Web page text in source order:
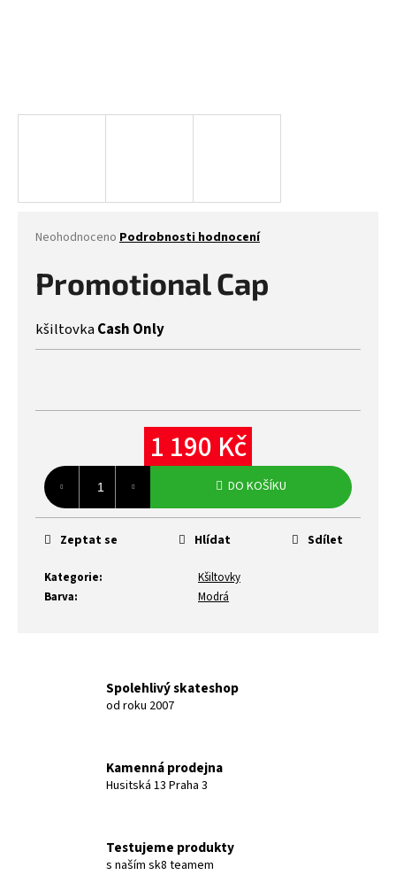
Průměrné
produktu
je
z
5
hvězdiček.
Neohodnoceno Podrobnosti hodnocení
Promotional Cap
kšiltovkaCash Only
1 190 Kč
Měrná
cena:
DO KOŠÍKU
Kategorie:
Kšiltovky
Barva: Modrá
Zeptat se Hlídat Sdílet
Spolehlivý skateshop
od roku 2007
Kamenná prodejna
Husitská 13 Praha 3
Testujeme produkty
s naším sk8 teamem